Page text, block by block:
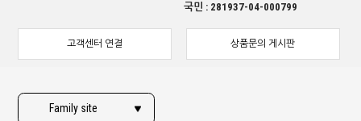
국민 : 281937-04-000799
고객센터 연결 상품문의 게시판
Family site